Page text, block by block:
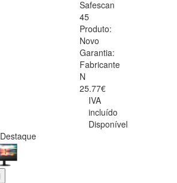
Safescan
45
Produto:
Novo
Garantia:
Fabricante
N
25.77€
IVA
incluído
Disponível
Destaque